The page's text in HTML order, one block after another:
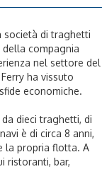
società di traghetti
compagnia
nel settore del
ha vissuto
economiche.
dieci traghetti, di
è di circa 8 anni,
la propria flotta. A
ristoranti, bar,